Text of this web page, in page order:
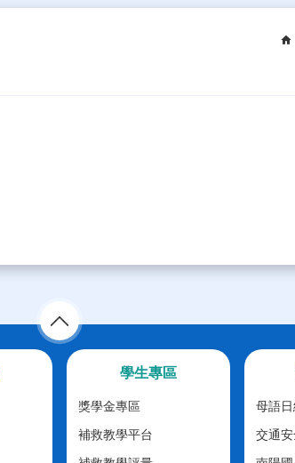
學生專區
獎學金專區
補救教學平台
母語
交通